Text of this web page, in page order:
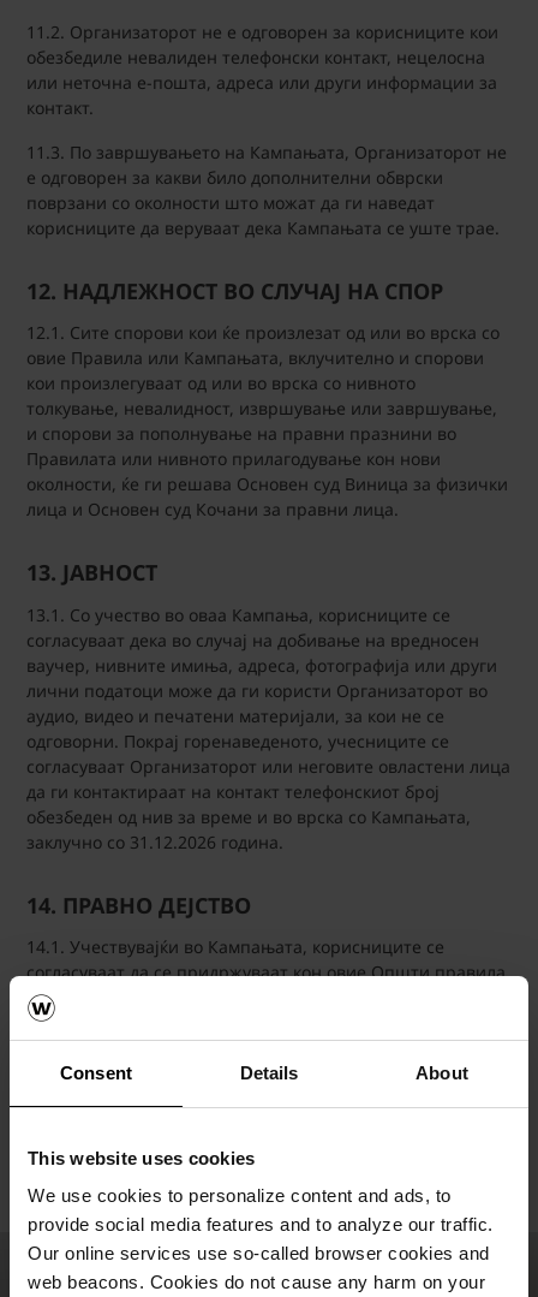
Consent Details About
This website uses cookies
We use cookies to personalize content and ads, to
provide social media features and to analyze our traffic.
Our online services use so-called browser cookies and
web beacons. Cookies do not cause any harm on your
11.2. Организаторот не е одговорен за корисниците кои
обезбедиле невалиден телефонски контакт, нецелосна
или неточна е-пошта, адреса или други информации за
контакт.
11.3. По завршувањето на Кампањата, Организаторот не
е одговорен за какви било дополнителни обврски
поврзани со околности што можат да ги наведат
корисниците да веруваат дека Кампањата се уште трае.
12. НАДЛЕЖНОСТ ВО СЛУЧАЈ НА СПОР
12.1. Сите спорови кои ќе произлезат од или во врска со
овие Правила или Кампањата, вклучително и спорови
кои произлегуваат од или во врска со нивното
толкување, невалидност, извршување или завршување,
и спорови за пополнување на правни празнини во
Правилата или нивното прилагодување кон нови
околности, ќе ги решава Основен суд Виница за физички
лица и Основен суд Кочани за правни лица.
13. ЈАВНОСТ
13.1. Со учество во оваа Кампања, корисниците се
согласуваат дека во случај на добивање на вредносен
ваучер, нивните имиња, адреса, фотографија или други
лични податоци може да ги користи Организаторот во
аудио, видео и печатени материјали, за кои не се
одговорни. Покрај горенаведеното, учесниците се
согласуваат Организаторот или неговите овластени лица
да ги контактираат на контакт телефонскиот број
обезбеден од нив за време и во врска со Кампањата,
заклучно со 31.12.2026 година.
14. ПРАВНО ДЕЈСТВО
14.1. Учествувајќи во Кампањата, корисниците се
согласуваат да се придржуваат кон овие Општи правила,
вклучувајќи ги нивните услови.
14.2. Овие Општи правила и услови влегуваат во сила со
денот на објавувањето наwww.wienerberger.mkи ќе